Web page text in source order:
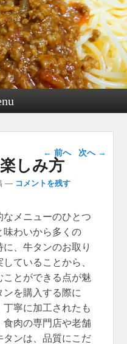
投稿ナビゲー
ション
← 前へ 次へ →
しみ方
— コメントを残す
メニューのひとつ
味わいから多くの
に、牛タンのお取り
ていることから、
ことができる点が魅
を購入する際に
寧に加工されたも
食肉の専門店や老舗
タンは、品質にこだ